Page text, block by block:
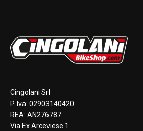
Cingolani Srl
P. Iva: 02903140420
REA: AN276787
Via Ex Arceviese 1